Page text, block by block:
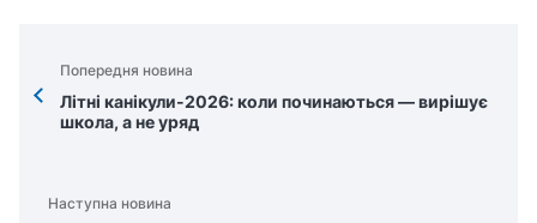
Попередня новина
Літні канікули-2026: коли починаються — вирішує
школа, а не уряд
Наступна новина